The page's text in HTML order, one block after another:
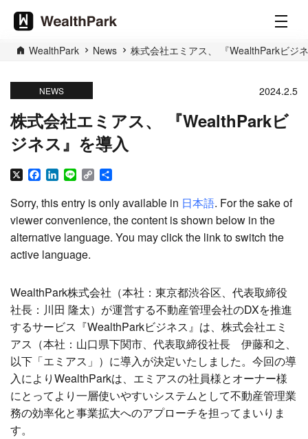
WealthPark News 株式会社エミアス、 『WealthParkビジ
NEWS 2024.2.5
株式会社エミアス、 『WealthParkビ
ジネス』を導入
X Facebook
LinkedIn
Line Copy
Sorry, this entry is only available in 日本語. For the sake of
viewer convenience, the content is shown below in the
alternative language. You may click the link to switch the
active language.
WealthPark株式会社（本社：東京都渋谷区、代表取締役
社長：川田 隆太）が運営する不動産管理会社のDXを推進
するサービス『WealthParkビジネス』は、株式会社エミ
アス（本社：山口県下関市、代表取締役社長 伊藤和之、
以下「エミアス」）に導入が決定いたしました。今回の導
入によりWealthParkは、エミアスの社員様とオーナー様
にとってより一層使いやすいシステムとして不動産管理業
務の効率化と事業拡大へのアプローチを担ってまいりま
す。